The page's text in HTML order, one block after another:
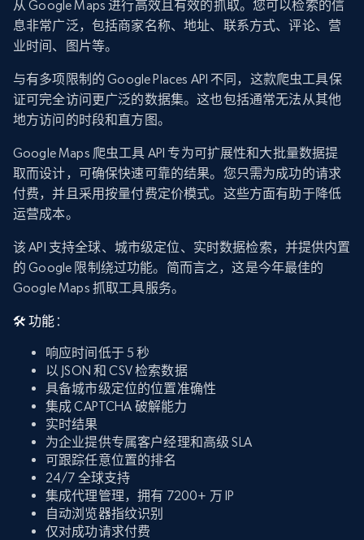
从 Google Maps 进行高效且有效的抓取。您可以检索的信
息非常广泛，包括商家名称、地址、联系方式、评论、营
业时间、图片等。
与有多项限制的 Google Places API 不同，这款爬虫工具保
证可完全访问更广泛的数据集。这也包括通常无法从其他
地方访问的时段和直方图。
Google Maps 爬虫工具 API 专为可扩展性和大批量数据提
取而设计，可确保快速可靠的结果。您只需为成功的请求
付费，并且采用按量付费定价模式。这些方面有助于降低
运营成本。
该 API 支持全球、城市级定位、实时数据检索，并提供内置
的 Google 限制绕过功能。简而言之，这是今年最佳的
Google Maps 抓取工具服务。
🛠️ 功能 ：
响应时间低于 5 秒
以 JSON 和 CSV 检索数据
具备城市级定位的位置准确性
集成 CAPTCHA 破解能力
实时结果
为企业提供专属客户经理和高级 SLA
可跟踪任意位置的排名
24/7 全球支持
集成代理管理，拥有 7200+ 万 IP
自动浏览器指纹识别
仅对成功请求付费